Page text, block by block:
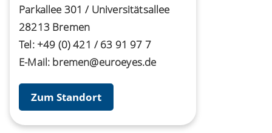
Parkallee 301 / Universitätsallee
28213 Bremen
Tel: +49 (0) 421 / 63 91 97 7
E-Mail: bremen@euroeyes.de
Zum Standort